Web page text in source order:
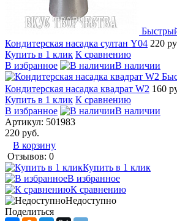
Кондитерская насадка султан Y04 220
Купить в 1 клик К сравнению
В избранное
В наличии
Кондитерская насадка квадрат W2 160
Купить в 1 клик К сравнению
В избранное
В наличии
Артикул: 501983
220 руб.
В корзину
Отзывов: 0
Купить в 1 клик
В избранное
К сравнению
Недоступно
Поделиться